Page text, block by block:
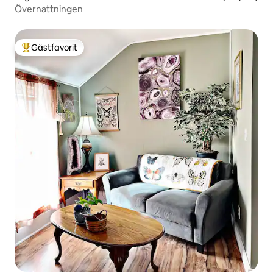
Övernattningen
Populär gästfavorit
Gästfavorit